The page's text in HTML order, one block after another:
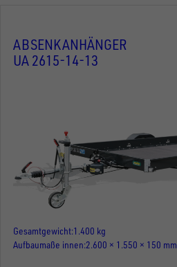
ABSENKANHÄNGER
UA 2615-14-13
Gesamtgewicht 1.400 kg
Aufbaumaße innen 2.600 × 1.550 × 150 mm